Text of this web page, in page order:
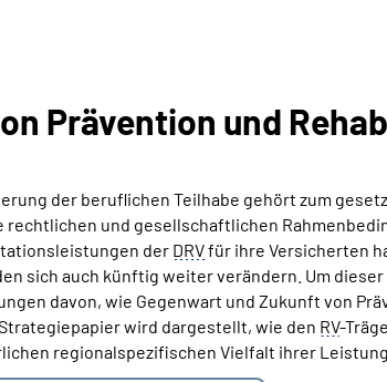
Prävention und
der beruflichen Teilhabe gehört zum
rechtlichen und gesellschaftlichen
der DRVfür ihre Versicherten
sich auch künftig weiter verändern. Um
davon, wie Gegenwart und Zukunft von
wird dargestellt, wie den RV-
regionalspezifischen Vielfalt ihrer